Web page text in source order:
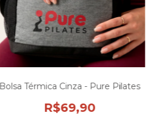
Bolsa Térmica Cinza - Pure Pilates
R$69,90